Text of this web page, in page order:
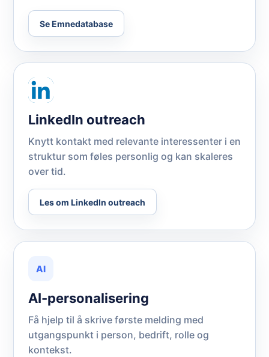
Se Emnedatabase
LinkedIn outreach
Knytt kontakt med relevante interessenter i en
struktur som føles personlig og kan skaleres
over tid.
Les om LinkedIn outreach
AI
AI-personalisering
Få hjelp til å skrive første melding med
utgangspunkt i person, bedrift, rolle og
kontekst.